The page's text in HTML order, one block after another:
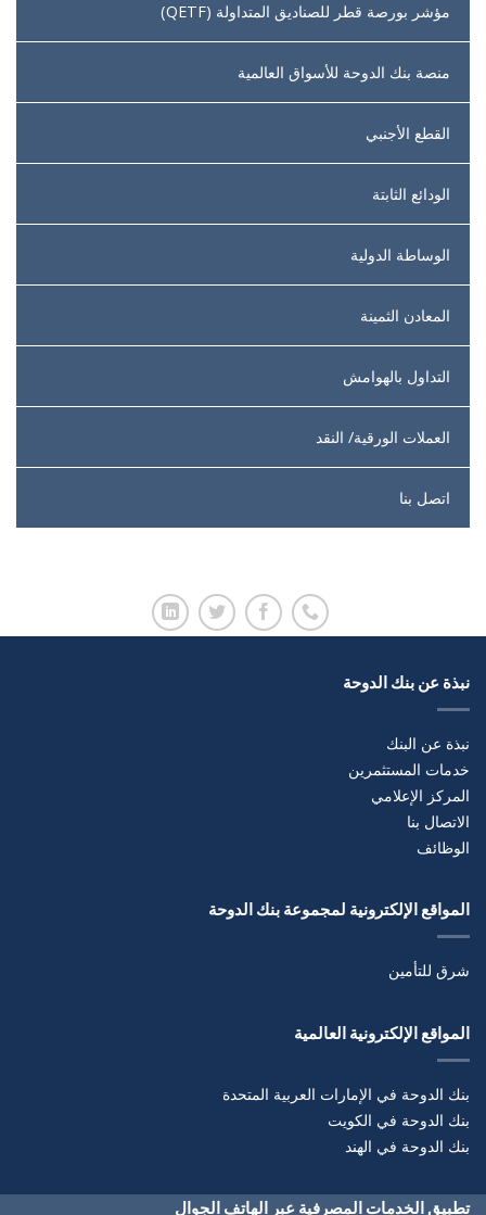
مؤشر بورصة قطر للصناديق المتداولة (QETF)
منصة بنك الدوحة للأسواق العالمية
القطع الأجنبي
الودائع الثابتة
الوساطة الدولية
المعادن الثمينة
التداول بالهوامش
العملات الورقية/ النقد
اتصل بنا
نبذة عن بنك الدوحة
نبذة عن البنك
خدمات المستثمرين
المركز الإعلامي
الاتصال بنا
الوظائف
المواقع الإلكترونية لمجموعة بنك الدوحة
شرق للتأمين
المواقع الإلكترونية العالمية
بنك الدوحة في الإمارات العربية المتحدة
بنك الدوحة في الكويت
بنك الدوحة في الهند
تطبيق الخدمات المصرفية عبر الهاتف الجوال